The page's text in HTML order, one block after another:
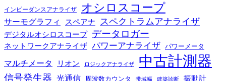
インピーダンスアナライザ オシロスコープ
サーモグラフィ スペアナ スペクトラムアナライザ
デジタルオシロスコープ データロガー
ネットワークアナライザ パワーアナライザ パワーメータ
マルチメータ リオン ロジックアナライザ 中古計測器
信号発生器 光通信 周波数カウンタ 帯域幅 建築診断
振動計